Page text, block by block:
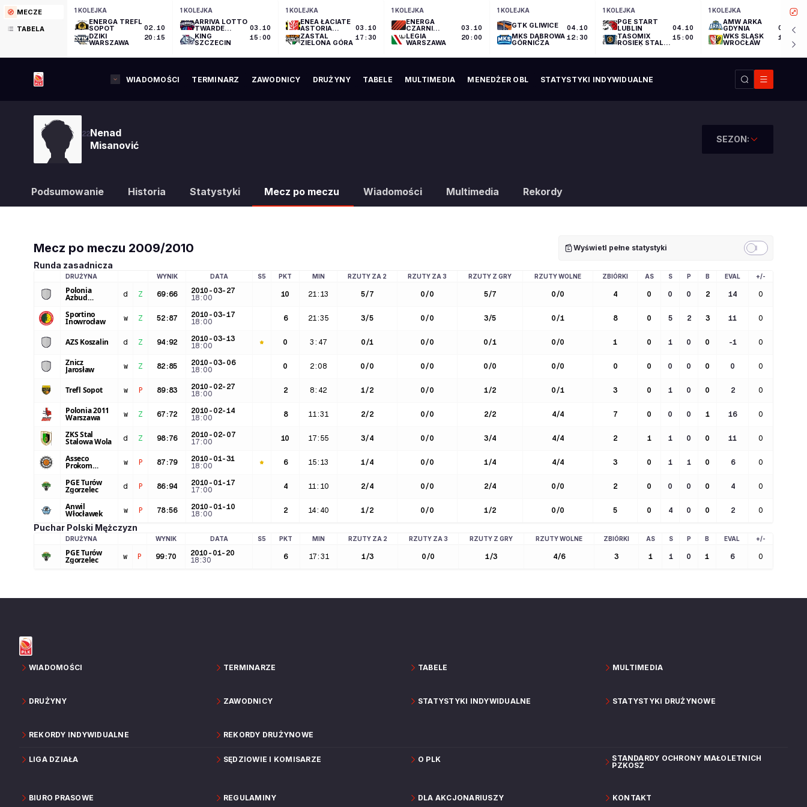
MECZE
TABELA
1 KOLEJKA
ENERGA TREFL
SOPOT
DZIKI
WARSZAWA
02.10
20:15
1 KOLEJKA
ARRIVA LOTTO
TWARDE
PIERNIKI
TORUŃ
KING
SZCZECIN
03.10
15:00
1 KOLEJKA
ENEA ŁACIATE
ASTORIA
BYDGOSZCZ
ZASTAL
ZIELONA GÓRA
03.10
17:30
1 KOLEJKA
ENERGA
CZARNI
SŁUPSK
LEGIA
WARSZAWA
03.10
20:00
1 KOLEJKA
GTK GLIWICE
MKS DĄBROWA
GÓRNICZA
04.10
12:30
1 KOLEJKA
PGE START
LUBLIN
TASOMIX
ROSIEK STAL
WIELKOPOLSKI
04.10
15:00
1 KOLEJKA
AMW ARKA
GDYNIA
WKS ŚLĄSK
WROCŁAW
04.10
17:30
WIADOMOŚCI TERMINARZ ZAWODNICY DRUŻYNY TABELE MULTIMEDIA MENEDŻER OBL STATYSTYKI INDYWIDUALNE
22Nenad
Misanović
SEZON:
Podsumowanie Historia Statystyki Mecz po meczu Wiadomości Multimedia Rekordy
Mecz po meczu 2009/2010 Wyświetl pełne statystyki
Runda zasadnicza
LOGO DRUŻYNY
DRUŻYNA WYNIK DATA S5 PKT MIN RZUTY ZA 2 RZUTY ZA 3 RZUTY Z GRY RZUTY WOLNE ZBIÓRKI AS S P B EVAL +/-
Polonia
Azbud d Z 69:66
2010-03-27
18:00
10 21:13 5/7 0/0 5/7 0/0 4 0 0 0 2 14 0
Sportino
Inowrocław w Z 52:87
2010-03-17
18:00
6 21:35 3/5 0/0 3/5 0/1 8 0 5 2 3 11 0
AZS Koszalin d Z 94:92
2010-03-13
18:00
0 3:47 0/1 0/0 0/1 0/0 1 0 1 0 0 -1 0
Znicz
Jarosław w Z 82:85
2010-03-06
18:00
0 2:08 0/0 0/0 0/0 0/0 0 0 0 0 0 0 0
Trefl Sopot w P 89:83
2010-02-27
18:00
2 8:42 1/2 0/0 1/2 0/1 3 0 1 0 0 2 0
Polonia 2011
Warszawa w Z 67:72
2010-02-14
18:00
8 11:31 2/2 0/0 2/2 4/4 7 0 0 0 1 16 0
ZKS Stal
Stalowa Wola d Z 98:76
2010-02-07
17:00
10 17:55 3/4 0/0 3/4 4/4 2 1 1 0 0 11 0
Asseco
Prokom w P 87:79
2010-01-31
18:00
6 15:13 1/4 0/0 1/4 4/4 3 0 1 1 0 6 0
PGE Turów
Zgorzelec d P 86:94
2010-01-17
17:00
4 11:10 2/4 0/0 2/4 0/0 2 0 0 0 0 4 0
Anwil
Włocławek w P 78:56
2010-01-10
18:00
2 14:40 1/2 0/0 1/2 0/0 5 0 4 0 0 2 0
Puchar Polski Mężczyzn
LOGO DRUŻYNY
DRUŻYNA WYNIK DATA S5 PKT MIN RZUTY ZA 2 RZUTY ZA 3 RZUTY Z GRY RZUTY WOLNE ZBIÓRKI AS S P B EVAL +/-
PGE Turów
Zgorzelec w P 99:70
2010-01-20
18:30
6 17:31 1/3 0/0 1/3 4/6 3 1 1 0 1 6 0
WIADOMOŚCI TERMINARZE TABELE MULTIMEDIA
DRUŻYNY ZAWODNICY STATYSTYKI INDYWIDUALNE STATYSTYKI DRUŻYNOWE
REKORDY INDYWIDUALNE REKORDY DRUŻYNOWE
LIGA DZIAŁA SĘDZIOWIE I KOMISARZE O PLK
STANDARDY OCHRONY MAŁOLETNICH
PZKOSZ
BIURO PRASOWE REGULAMINY DLA AKCJONARIUSZY KONTAKT